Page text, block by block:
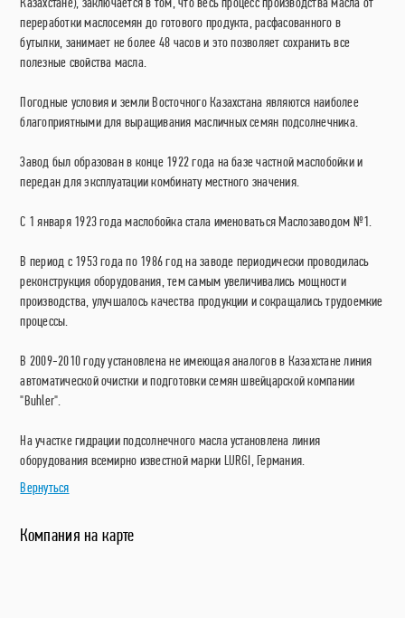
переработки маслосемян до готового продукта, расфасованного в
бутылки, занимает не более 48 часов и это позволяет сохранить все
полезные свойства масла.
Погодные условия и земли Восточного Казахстана являются наиболее
благоприятными для выращивания масличных семян подсолнечника.
Завод был образован в конце 1922 года на базе частной маслобойки и
передан для эксплуатации комбинату местного значения.
С 1 января 1923 года маслобойка стала именоваться Маслозаводом №1.
В период с 1953 года по 1986 год на заводе периодически проводилась
реконструкция оборудования, тем самым увеличивались мощности
производства, улучшалось качества продукции и сокращались трудоемкие
процессы.
В 2009-2010 году установлена не имеющая аналогов в Казахстане линия
автоматической очистки и подготовки семян швейцарской компании
"Buhler".
На участке гидрации подсолнечного масла установлена линия
оборудования всемирно известной марки LURGI, Германия.
Вернуться
Компания на карте